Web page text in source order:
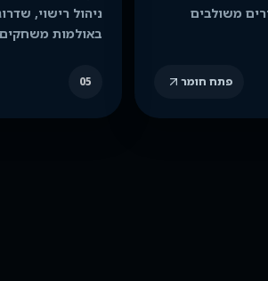
משולבים
פתח חומר
ניהול רישוי,
באולמות
05